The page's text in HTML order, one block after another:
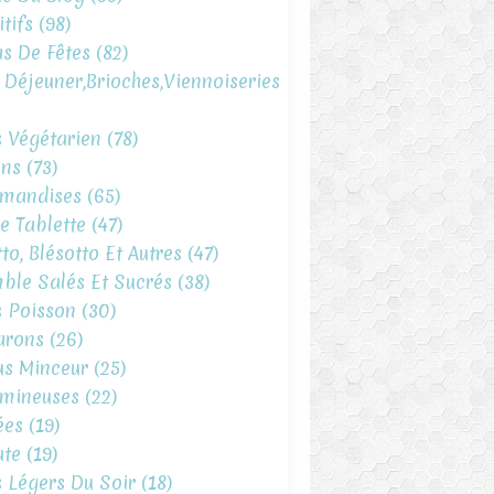
(98)
De Fêtes (82)
Végétarien (78)
(73)
(65)
Tablette (47)
Blésotto Et Autres (47)
Salés Et Sucrés (38)
Poisson (30)
(26)
Minceur (25)
(22)
(19)
(19)
Légers Du Soir (18)